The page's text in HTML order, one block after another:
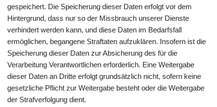
gespeichert. Die Speicherung dieser Daten erfolgt vor dem
Hintergrund, dass nur so der Missbrauch unserer Dienste
verhindert werden kann, und diese Daten im Bedarfsfall
ermöglichen, begangene Straftaten aufzuklären. Insofern ist die
Speicherung dieser Daten zur Absicherung des für die
Verarbeitung Verantwortlichen erforderlich. Eine Weitergabe
dieser Daten an Dritte erfolgt grundsätzlich nicht, sofern keine
gesetzliche Pflicht zur Weitergabe besteht oder die Weitergabe
der Strafverfolgung dient.